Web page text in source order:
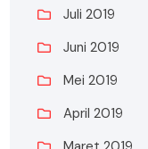
Juli 2019
Juni 2019
Mei 2019
April 2019